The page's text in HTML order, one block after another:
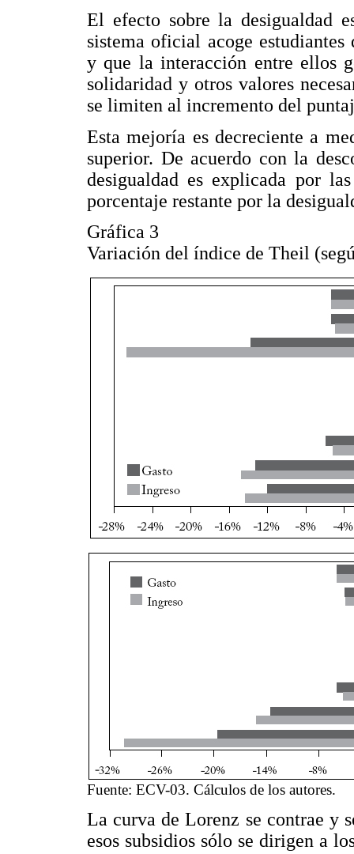
El efecto sobre la desigualdad
sistema oficial acoge
y que la interacción entre ellos
solidaridad y otros valores
se limiten al incremento del
Esta mejoría es decreciente a
superior. De acuerdo con la
desigualdad es explicada por
porcentaje restante por la
Gráfica 3
Variación del índice de Theil
Fuente: ECV-03. Cálculos de los autores.
La curva de Lorenz se contrae y
esos subsidios sólo se dirigen a